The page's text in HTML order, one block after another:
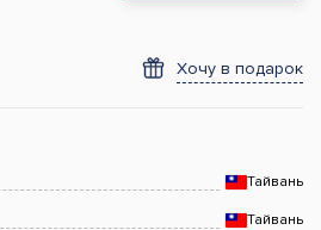
Хочу в подарок
Тайвань
Тайвань